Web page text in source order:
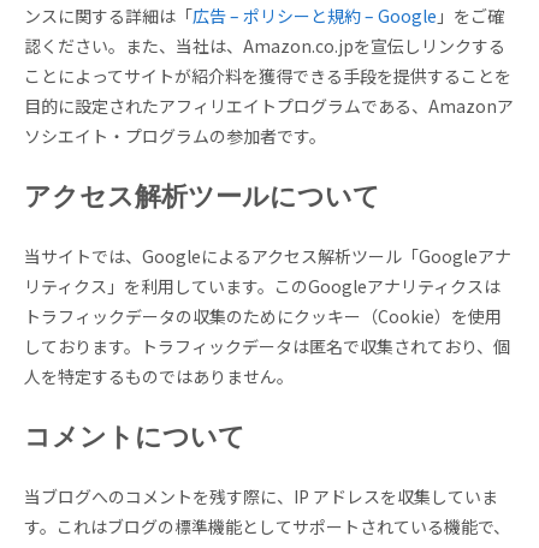
ンスに関する詳細は「広告 – ポリシーと規約 – Google 」をご確
認ください。また、当社は、Amazon.co.jpを宣伝しリンクする
ことによってサイトが紹介料を獲得できる手段を提供することを
目的に設定されたアフィリエイトプログラムである、Amazonア
ソシエイト・プログラムの参加者です。
アクセス解析ツールについて
当サイトでは、Googleによるアクセス解析ツール「Googleアナ
リティクス」を利用しています。このGoogleアナリティクスは
トラフィックデータの収集のためにクッキー（Cookie）を使用
しております。トラフィックデータは匿名で収集されており、個
人を特定するものではありません。
コメントについて
当ブログへのコメントを残す際に、IP アドレスを収集していま
す。これはブログの標準機能としてサポートされている機能で、